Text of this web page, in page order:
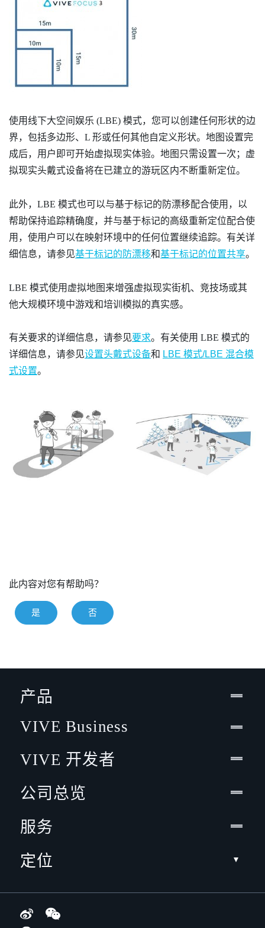
使用线下大空间娱乐 (LBE) 模式，您可以创建任何形状的边
界，包括多边形、L 形或任何其他自定义形状。地图设置完
成后，用户即可开始虚拟现实体验。地图只需设置一次；虚
拟现实头戴式设备将在已建立的游玩区内不断重新定位。
此外， LBE 模式也可以与基于标记的防漂移配合使用，以
帮助保持追踪精确度，并与基于标记的高级重新定位配合使
用，使用户可以在映射环境中的任何位置继续追踪。有关详
细信息，请参见基于标记的防漂移和基于标记的位置共享。
LBE 模式使用虚拟地图来增强虚拟现实街机、竞技场或其
他大规模环境中游戏和培训模拟的真实感。
有关要求的详细信息，请参见要求。有关使用 LBE 模式的
详细信息，请参见设置头戴式设备和 LBE 模式/LBE 混合模
式设置。
此内容对您有帮助吗？
是 否
产品
VIVE Business
VIVE 开发者
公司总览
服务
定位